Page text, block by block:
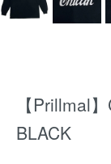
【Prillmal
BLACK